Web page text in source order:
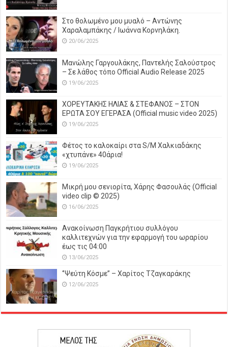
Στο θολωμένο μου μυαλό – Αντώνης
Χαραλαμπάκης / Ιωάννα Κορνηλάκη.
20/06/2025
Μανώλης Γαργουλάκης, Παντελής Σαλούστρος
– Σε λάθος τόπο Official Audio Release 2025
19/06/2025
ΧΟΡΕΥΤΑΚΗΣ ΗΛΙΑΣ & ΣΤΕΦΑΝΟΣ – ΣΤΟΝ
ΕΡΩΤΑ ΣΟΥ ΕΓΕΡΑΣΑ (Official music video 2025)
19/06/2025
Φέτος το καλοκαίρι στα S/M Χαλκιαδάκης
«χτυπάνε» 40άρια!
19/06/2025
Μικρή μου σενιορίτα, Χάρης Φασουλάς (Official
video clip © 2025)
16/06/2025
Ανακοίνωση Παγκρήτιου συλλόγου
καλλιτεχνών για την εφαρμογή του ωραρίου
έως τις 04:00
13/06/2025
‘’Ψεύτη Κόσμε’’ – Χαρίτος Τζαγκαράκης
12/06/2025